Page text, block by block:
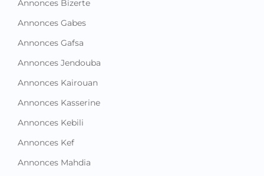
Annonces Gafsa
Annonces Jendouba
Annonces Kairouan
Annonces Kasserine
Annonces Kebili
Annonces Kef
Annonces Mahdia
Annonces Manouba
Annonces Medenine